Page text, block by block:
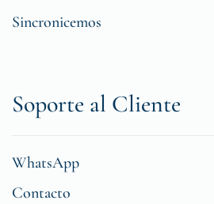
Sincronicemos
Soporte al Cliente
WhatsApp
Contacto